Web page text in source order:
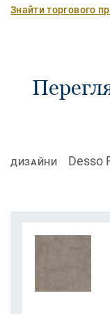
Знайти торгового
ДИЗАЙНИ Desso